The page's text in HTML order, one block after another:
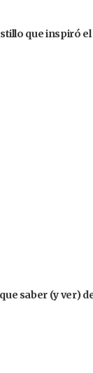
que inspiró
saber (y ver)